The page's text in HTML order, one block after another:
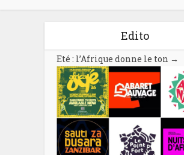
Edito
Eté : l’Afrique donne le ton →